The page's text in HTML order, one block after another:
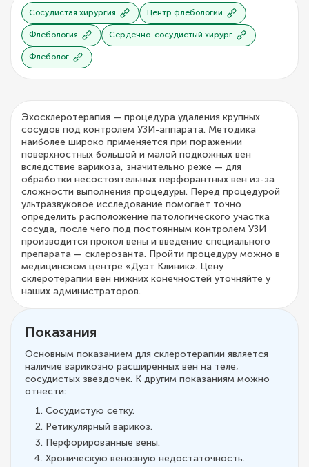
Сосудистая хирургия Центр флебологии
Флебология Сердечно-сосудистый хирург
Флеболог
Эхосклеротерапия — процедура удаления крупных
сосудов под контролем УЗИ-аппарата. Методика
наиболее широко применяется при поражении
поверхностных большой и малой подкожных вен
вследствие варикоза, значительно реже — для
обработки несостоятельных перфорантных вен из-за
сложности выполнения процедуры. Перед процедурой
ультразвуковое исследование помогает точно
определить расположение патологического участка
сосуда, после чего под постоянным контролем УЗИ
производится прокол вены и введение специального
препарата — склерозанта. Пройти процедуру можно в
медицинском центре «Дуэт Клиник». Цену
склеротерапии вен нижних конечностей уточняйте у
наших администраторов.
Показания
Основным показанием для склеротерапии является
наличие варикозно расширенных вен на теле,
сосудистых звездочек. К другим показаниям можно
отнести:
Сосудистую сетку.
Ретикулярный варикоз.
Перфорированные вены.
Хроническую венозную недостаточность.